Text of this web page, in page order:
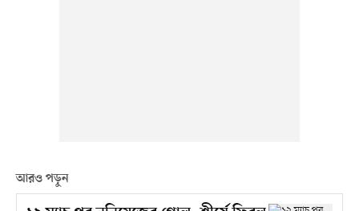
আরও পড়ুন